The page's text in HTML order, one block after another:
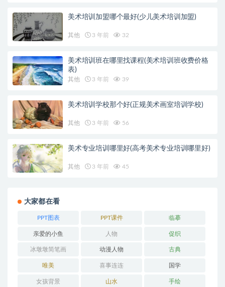
美术培训加盟哪个最好(少儿美术培训加盟)
其他 3 年前 32
美术培训班在哪里找课程(美术培训班收费价格
表)
其他 3 年前 39
美术培训学校那个好(正规美术画室培训学校)
其他 3 年前 56
美术专业培训哪里好(高考美术专业培训哪里好)
其他 3 年前 45
大家都在看
PPT图表 PPT课件 临摹
亲爱的小鱼 人物 促织
冰墩墩简笔画 动漫人物 古典
唯美 喜事连连 国学
女孩背景 山水 手绘